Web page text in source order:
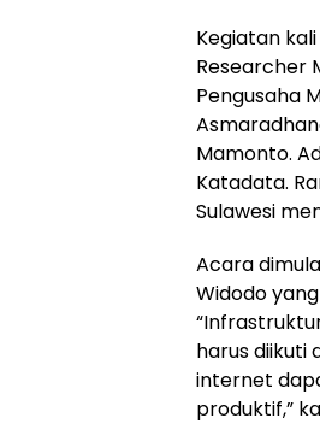
Kegiatan
Researcher
Pengusaha
Mamonto.
Katadata.
Sulawesi
Acara
Widodo
harus diikuti
internet
produktif,”